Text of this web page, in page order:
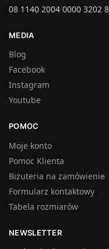
08 1140 2004 0000 3202
MEDIA
Blog
Facebook
Instagram
Youtube
POMOC
Moje konto
Pomoc Klienta
Biżuteria na zamówienie
Formularz kontaktowy
Tabela rozmiarów
NEWSLETTER